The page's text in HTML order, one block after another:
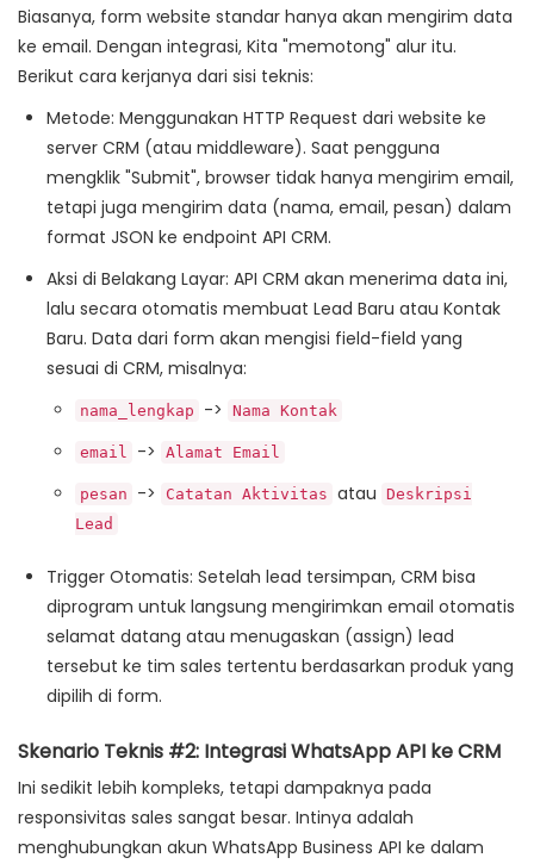
Biasanya, form website standar hanya akan mengirim data
ke email. Dengan integrasi, Kita "memotong" alur itu.
Berikut cara kerjanya dari sisi teknis:
Metode: Menggunakan HTTP Request dari website ke
server CRM (atau middleware). Saat pengguna
mengklik "Submit", browser tidak hanya mengirim email,
tetapi juga mengirim data (nama, email, pesan) dalam
format JSON ke endpoint API CRM.
Aksi di Belakang Layar: API CRM akan menerima data ini,
lalu secara otomatis membuat Lead Baru atau Kontak
Baru. Data dari form akan mengisi field-field yang
sesuai di CRM, misalnya:
nama_lengkap -> Nama Kontak
email -> Alamat Email
pesan -> Catatan Aktivitas atau Deskripsi
Lead
Trigger Otomatis: Setelah lead tersimpan, CRM bisa
diprogram untuk langsung mengirimkan email otomatis
selamat datang atau menugaskan (assign) lead
tersebut ke tim sales tertentu berdasarkan produk yang
dipilih di form.
Skenario Teknis #2: Integrasi WhatsApp API ke CRM
Ini sedikit lebih kompleks, tetapi dampaknya pada
responsivitas sales sangat besar. Intinya adalah
menghubungkan akun WhatsApp Business API ke dalam